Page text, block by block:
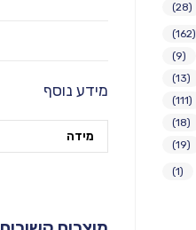
מידע נוסף
מידה
(28)
(162)
(9)
(13)
(111)
(18)
(19)
(1)